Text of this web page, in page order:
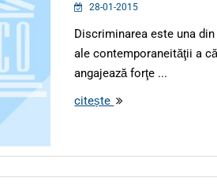
28-01-2015
Discriminarea este una
ale contemporaneităţii a
angajează forţe ...
citește